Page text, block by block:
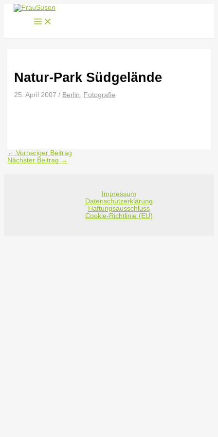
Zum
Natur-Park Südgelände
25. April 2007/ Berlin Fotografie
← Vorheriger Beitrag
Nächster Beitrag →
Impressum
Datenschutzerklärung
Haftungsausschluss
Cookie-Richtlinie (EU)